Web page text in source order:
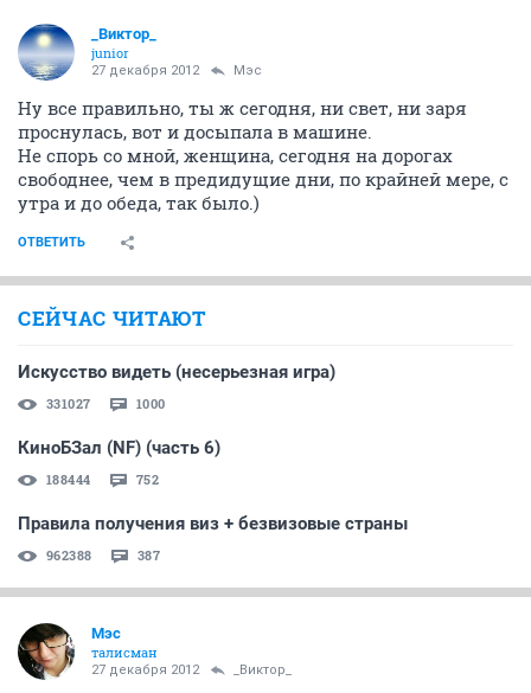
_Виктор_
juniоr
27 декабря 2012 Мэс
Ну все правильно, ты ж сегодня, ни свет, ни заря
проснулась, вот и досыпала в машине.
Не спорь со мной, женщина, сегодня на дорогах
свободнее, чем в предидущие дни, по крайней мере, с
утра и до обеда, так было.)
ОТВЕТИТЬ
СЕЙЧАС ЧИТАЮТ
Искусство видеть (несерьезная игра)
331027 1000
КиноБЗал (NF) (часть 6)
188444 752
Правила получения виз + безвизовые страны
962388 387
Мэс
талисман
27 декабря 2012 _Виктор_